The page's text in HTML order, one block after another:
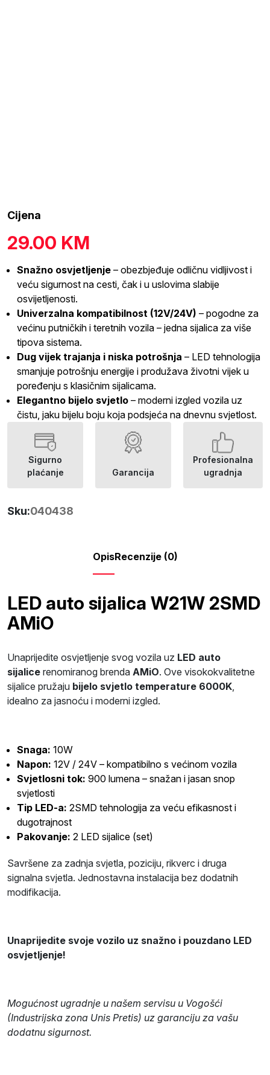
Cijena
29.00 KM
Snažno osvjetljenje – obezbjeđuje odličnu vidljivost i
veću sigurnost na cesti, čak i u uslovima slabije
osvijetljenosti.
Univerzalna kompatibilnost (12V/24V) – pogodne za
većinu putničkih i teretnih vozila – jedna sijalica za više
tipova sistema.
Dug vijek trajanja i niska potrošnja – LED tehnologija
smanjuje potrošnju energije i produžava životni vijek u
poređenju s klasičnim sijalicama.
Elegantno bijelo svjetlo – moderni izgled vozila uz
čistu, jaku bijelu boju koja podsjeća na dnevnu svjetlost.
Sigurno
plaćanje
Garancija
Profesionalna
ugradnja
Sku:040438
OpisRecenzije (0)
LED auto sijalica W21W 2SMD
AMiO
Unaprijedite osvjetljenje svog vozila uz LED auto
sijalice renomiranog brenda AMiO. Ove visokokvalitetne
sijalice pružaju bijelo svjetlo temperature 6000K,
idealno za jasnoću i moderni izgled.
Snaga: 10W
Napon: 12V / 24V – kompatibilno s većinom vozila
Svjetlosni tok: 900 lumena – snažan i jasan snop
svjetlosti
Tip LED-a: 2SMD tehnologija za veću efikasnost i
dugotrajnost
Pakovanje: 2 LED sijalice (set)
Savršene za zadnja svjetla, poziciju, rikverc i druga
signalna svjetla. Jednostavna instalacija bez dodatnih
modifikacija.
Unaprijedite svoje vozilo uz snažno i pouzdano LED
osvjetljenje!
Mogućnost ugradnje u našem servisu u Vogošći
(Industrijska zona Unis Pretis) uz garanciju za vašu
dodatnu sigurnost.